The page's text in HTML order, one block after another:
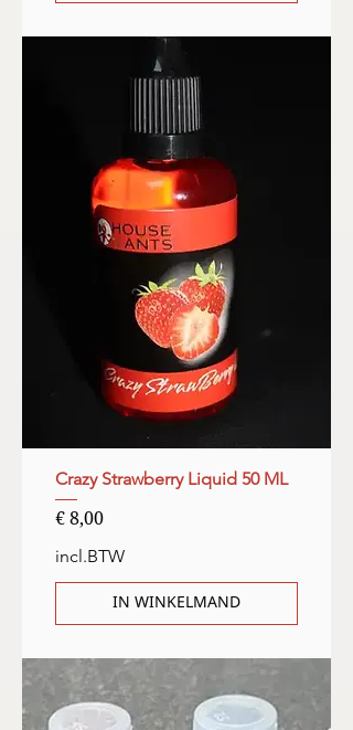
Crazy Strawberry Liquid 50 ML
Prijs
€ 8,00
incl.BTW
IN WINKELMAND